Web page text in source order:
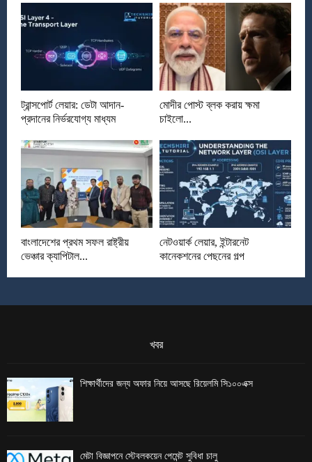
ট্রান্সপোর্ট লেয়ার: ডেটা আদান-
প্রদানের নির্ভরযোগ্য মাধ্যম
মোদীর পোস্ট ব্লক করায় ক্ষমা
চাইলো...
বাংলাদেশের প্রথম সফল রাষ্ট্রীয়
ভেঞ্চার ক্যাপিটাল...
নেটওয়ার্ক লেয়ার, ইন্টারনেট
কানেকশনের পেছনের গল্প
খবর
শিক্ষার্থীদের জন্য অফার নিয়ে আসছে রিয়েলমি সি১০০এক্স
মেটা বিজ্ঞাপনে স্টেবলকয়েন পেমেন্ট সুবিধা চালু